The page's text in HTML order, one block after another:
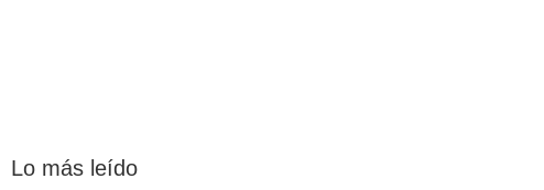
Lo más leído